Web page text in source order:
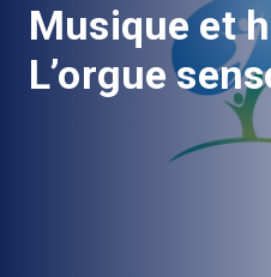
Musique et
L’orgue